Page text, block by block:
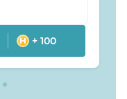
+ 100